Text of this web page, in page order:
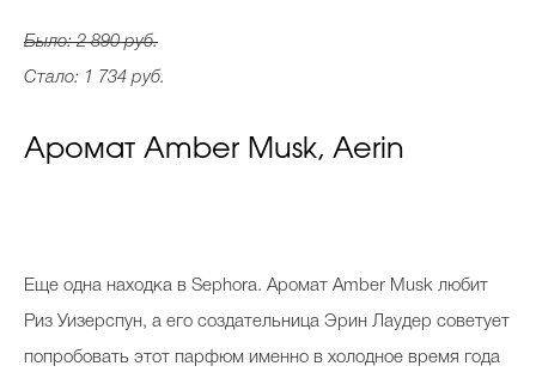
Было: 2 890 руб.
Стало: 1 734 руб.
Аромат Amber Musk, Aerin
Еще одна находка в Sephora. Аромат Amber Musk любит
Риз Уизерспун, а его создательница Эрин Лаудер советует
попробовать этот парфюм именно в холодное время года